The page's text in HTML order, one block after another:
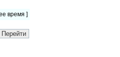
время ]